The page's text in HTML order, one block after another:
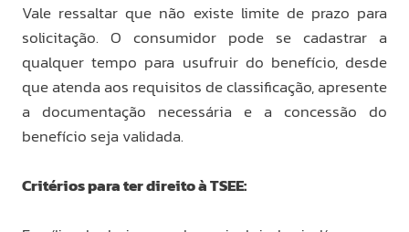
Vale ressaltar que não existe limite de prazo para
solicitação. O consumidor pode se cadastrar a
qualquer tempo para usufruir do benefício, desde
que atenda aos requisitos de classificação, apresente
a documentação necessária e a concessão do
benefício seja validada.
Critérios para ter direito à TSEE: